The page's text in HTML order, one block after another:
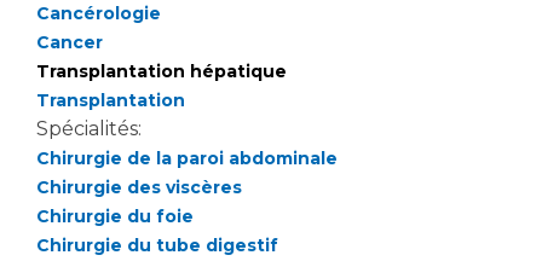
Sécurité
Les recherches en santé à l’AP-HM
Lieu de santé sans tabac
Cancérologie
Cancer
Transplantation hépatique
Transplantation
Spécialités:
Chirurgie de la paroi abdominale
Chirurgie des viscères
Chirurgie du foie
Chirurgie du tube digestif